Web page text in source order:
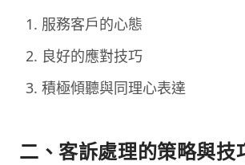
服務客戶的心態
良好的應對技巧
積極傾聽與同理心表達
二、客訴處理的策略與技